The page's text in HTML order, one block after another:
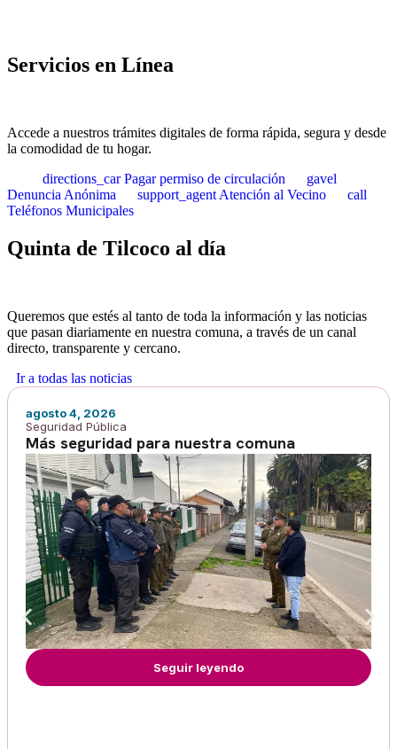
Servicios en Línea
Accede a nuestros trámites digitales de forma rápida, segura y desde
la comodidad de tu hogar.
directions_car Pagar permiso de circulación
gavel
Denuncia Anónima
support_agent Atención al Vecino
call
Teléfonos Municipales
Quinta de Tilcoco al día
Queremos que estés al tanto de toda la información y las noticias
que pasan diariamente en nuestra comuna, a través de un canal
directo, transparente y cercano.
Ir a todas las noticias
agosto 4, 2026
Seguridad Pública
Más seguridad para nuestra comuna
Seguir leyendo